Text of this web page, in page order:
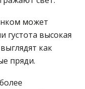
может
густота высокая
как
пряди.